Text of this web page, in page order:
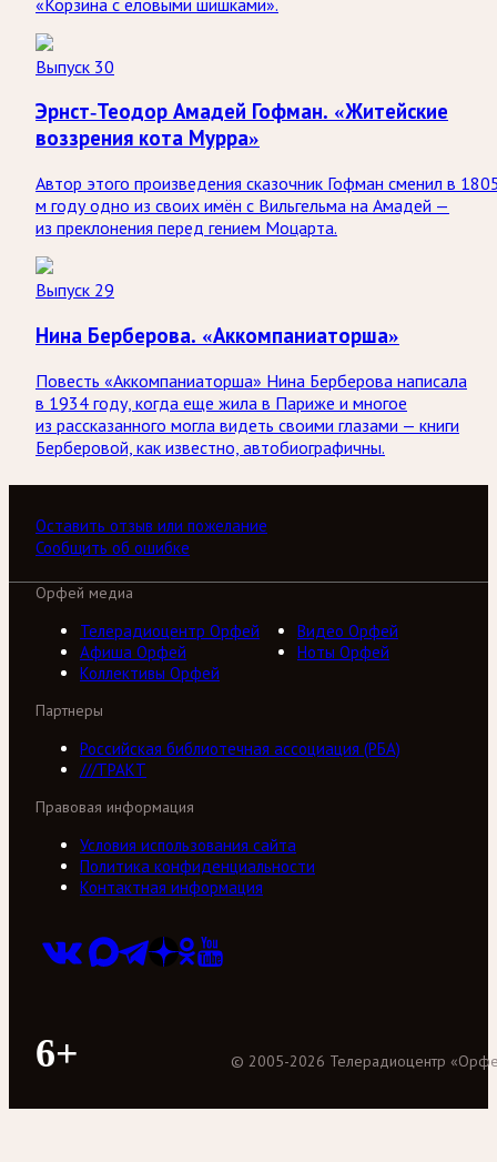
Выпуск 30
Эрнст-Теодор Амадей Гофман. «Житейские
воззрения кота Мурра»
Автор этого произведения сказочник Гофман сменил в
м году одно из своих имён с Вильгельма на Амадей —
из преклонения перед гением Моцарта.
Выпуск 29
Нина Берберова. «Аккомпаниаторша»
Повесть «Аккомпаниаторша» Нина Берберова написала
в 1934 году, когда еще жила в Париже и многое
из рассказанного могла видеть своими глазами — книги
Берберовой, как известно, автобиографичны.
Оставить отзыв или пожелание
Сообщить об ошибке
Орфей медиа
Телерадиоцентр Орфей
Видео Орфей
Афиша Орфей
Ноты Орфей
Коллективы Орфей
Партнеры
Российская библиотечная ассоциация (РБА)
///ТРАКТ
Правовая информация
Условия использования сайта
Политика конфиденциальности
Контактная информация
6+ © 2005-2026 Телерадиоцентр